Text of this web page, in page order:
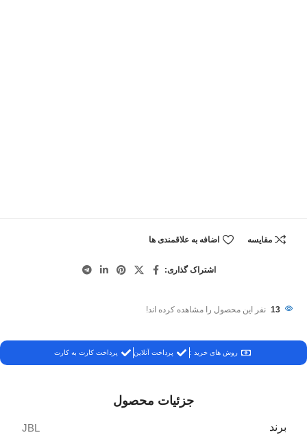
مقایسه اضافه به علاقمندی ها
اشتراک گذاری:
13 نفر این محصول را مشاهده کرده اند!
روش های خرید : پرداخت آنلاین پرداخت کارت به کارت
جزئیات محصول
برند JBL